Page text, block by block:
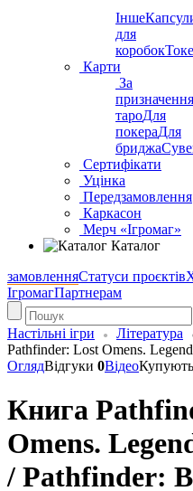
Інше
для
коробок
Карти
За
тароДля
покераДля
бриджа
Сертифікати
Уцінка
Передзамовлення
Каркасон
Мерч «Ігромаг»
Каталог
замовленняСтатуси проєктів
ІгромагПартнерам
Настільні ігри Література
Pathfinder: Lost Omens.
ОглядВідгуки 0Відео
Книга
Omens.
/ Pathfinder: